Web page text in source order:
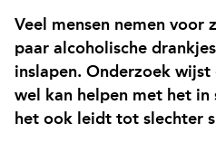
Veel mensen nemen voor
paar alcoholische
inslapen. Onderzoek
wel kan helpen met het
het ook leidt tot slechter